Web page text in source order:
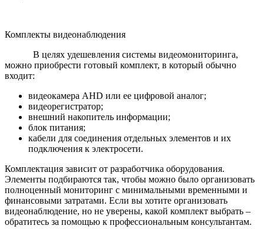
Комплекты видеонаблюдения
В целях удешевления системы видеомониторинга,
можно приобрести готовый комплект, в который обычно
входит:
видеокамера AHD или ее цифровой аналог;
видеорегистратор;
внешний накопитель информации;
блок питания;
кабели для соединения отдельных элементов и их
подключения к электросети.
Комплектация зависит от разработчика оборудования.
Элементы подбираются так, чтобы можно было организовать
полноценный мониторинг с минимальными временными и
финансовыми затратами. Если вы хотите организовать
видеонаблюдение, но не уверены, какой комплект выбрать –
обратитесь за помощью к профессиональным консультантам.